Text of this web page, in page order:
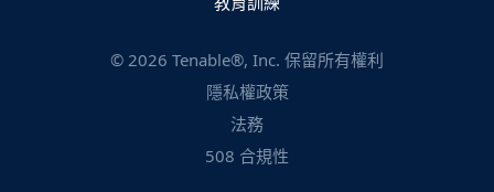
© 2026 Tenable®, Inc. 保留所有權利
隱私權政策
法務
508 合規性